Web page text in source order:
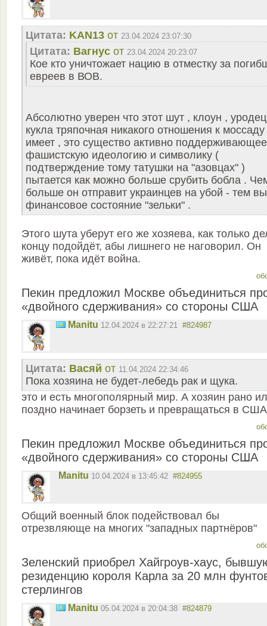
Цитата: KAN13 от 23.04.2024 23:07:30
Цитата: Вагнус от 23.04.2024 20:23:07
Кое кто уничтожает нацию в отместку за
евреев в ВОВ.
Абсолютно уверен что этот шут , клоун ,
кукла тряпочная никакого отношения к
имеет , это существо активно поддерживающее
фашистскую идеологию и символику (
подтверждение тому татушки на "азовцах" )
пытается как можно больше срубить бобла .
больше он отправит украинцев на убой - тем
финансовое состояние "зельки" .
Этого шута уберут его же хозяева, как только
концу подойдёт, абы лишнего не наговорил. Он
живёт, пока идёт война.
Пекин предложил Москве объединиться
«двойного сдерживания» со стороны США
Manitu 12.04.2024 в 22:27:21 #824987
Цитата: Васяй от 11.04.2024 22:34:46
Пока хозяина не будет-лебедь рак и щука.
это и есть многополярный мир. А хозяин рано
поздно начинает борзеть и превращаться в
Пекин предложил Москве объединиться
«двойного сдерживания» со стороны США
Manitu 10.04.2024 в 13:45:42 #824955
Общий военный блок подействовал бы
отрезвляюще на многих "западных партнёров"
Зеленский приобрел Хайгроув-хаус,
резиденцию короля Карла за 20 млн
стерлингов
Manitu 05.04.2024 в 20:04:38 #824879